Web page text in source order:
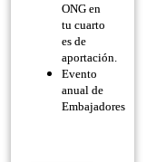
ONG en
tu cuarto
es de
aportación.
Evento
anual de
Embajadores